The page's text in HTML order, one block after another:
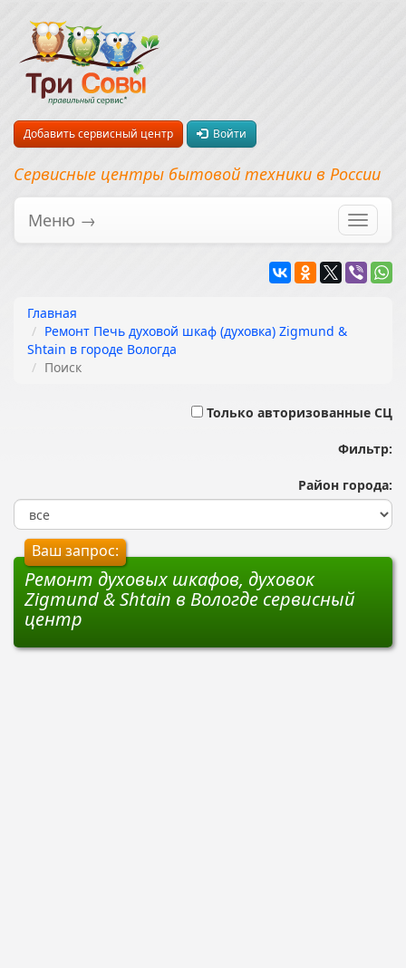
Добавить сервисный центр Войти
Сервисные центры бытовой техники в России
Меню →
Главная
Ремонт Печь духовой шкаф (духовка) Zigmund &
Shtain в городе Вологда
Поиск
Только авторизованные СЦ
Фильтр:
Район города:
Ваш запрос:
Ремонт духовых шкафов, духовок
Zigmund & Shtain в Вологде сервисный
центр